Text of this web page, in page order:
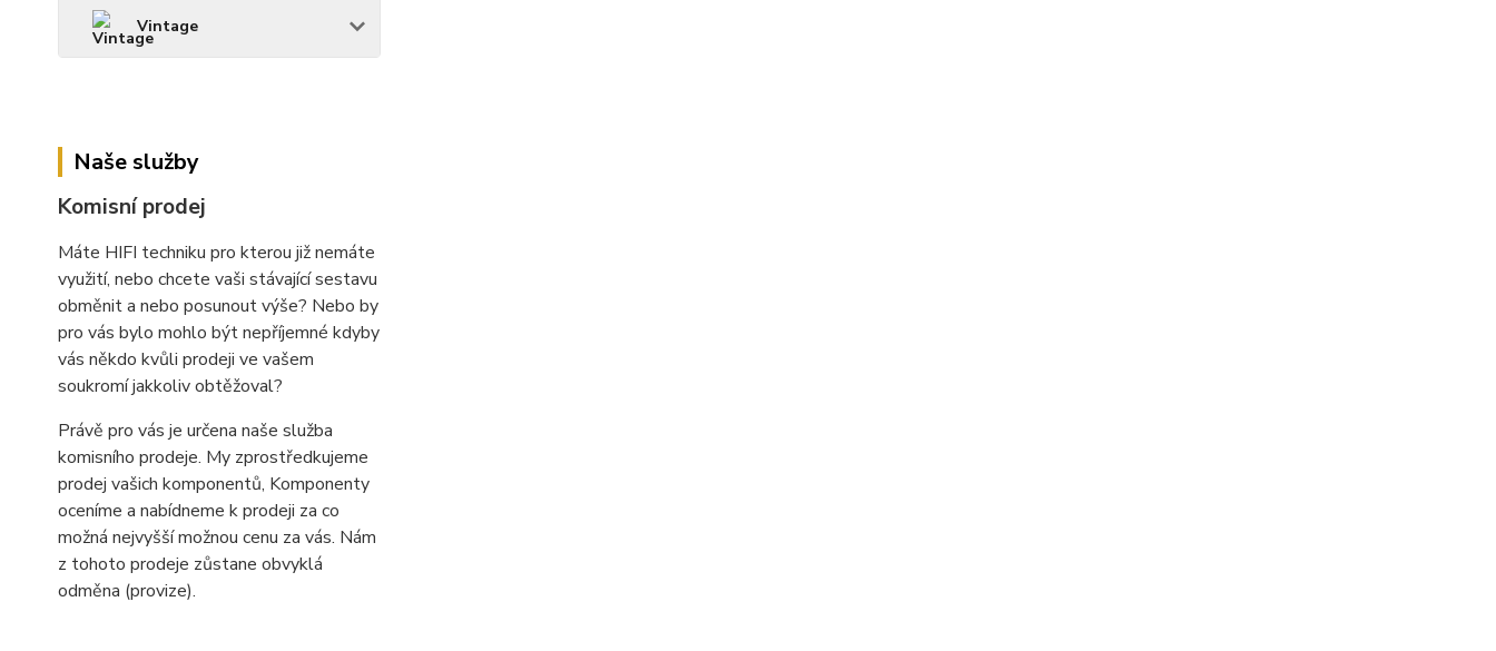
Vintage
Naše služby
Komisní prodej
Máte HIFI techniku pro kterou již nemáte
využití, nebo chcete vaši stávající sestavu
obměnit a nebo posunout výše? Nebo by
pro vás bylo mohlo být nepříjemné kdyby
vás někdo kvůli prodeji ve vašem
soukromí jakkoliv obtěžoval?
Právě pro vás je určena naše služba
komisního prodeje. My zprostředkujeme
prodej vašich komponentů, Komponenty
oceníme a nabídneme k prodeji za co
možná nejvyšší možnou cenu za vás. Nám
z tohoto prodeje zůstane obvyklá
odměna (provize).